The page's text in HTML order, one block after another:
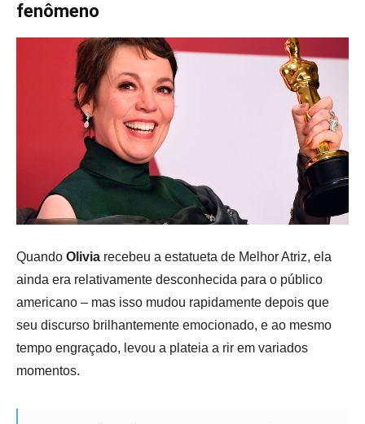
fenômeno
Quando Olivia recebeu a estatueta de Melhor Atriz, ela
ainda era relativamente desconhecida para o público
americano – mas isso mudou rapidamente depois que
seu discurso brilhantemente emocionado, e ao mesmo
tempo engraçado, levou a plateia a rir em variados
momentos.